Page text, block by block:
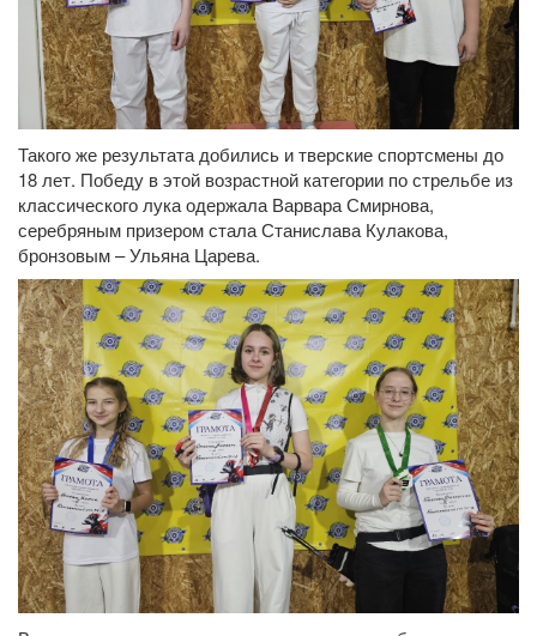
Такого же результата добились и тверские спортсмены до
18 лет. Победу в этой возрастной категории по стрельбе из
классического лука одержала Варвара Смирнова,
серебряным призером стала Станислава Кулакова,
бронзовым – Ульяна Царева.